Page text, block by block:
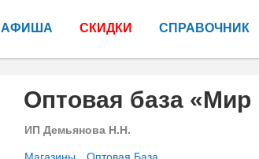
АФИША СКИДКИ СПРАВОЧНИК
Оптовая база «Мир
ИП Демьянова Н.Н.
Магазины Оптовая База